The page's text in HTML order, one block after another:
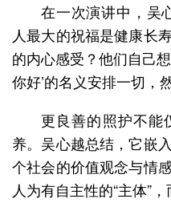
在一次演讲中，吴
人最大的祝福是健康长
的内心感受？他们自己
你好’的名义安排一切，
更良善的照护不能
养。吴心越总结，它嵌
个社会的价值观念与情
人为有自主性的“主体”，